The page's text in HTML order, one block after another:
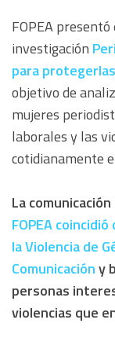
FOPEA
investigación
para protegerlas
objetivo de
mujeres
laborales y las
cotidianamente
La
FOPEA
la Violencia de
Comunicacióny
personas
violencias que